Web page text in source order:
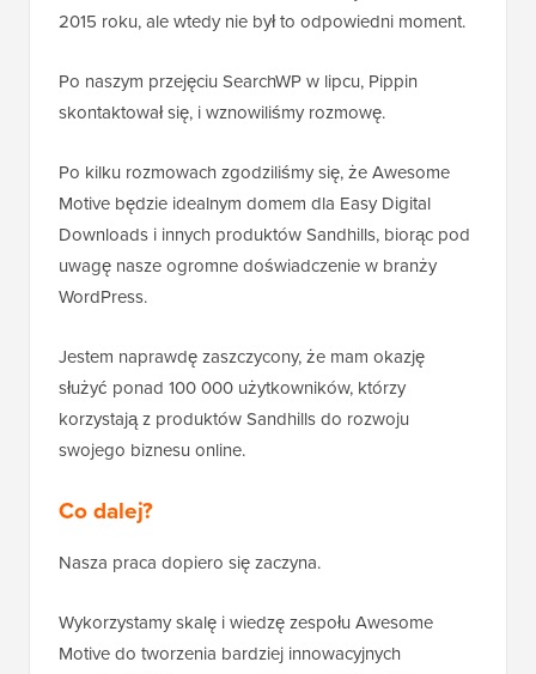
2015 roku, ale wtedy nie był to odpowiedni moment.
Po naszym przejęciu SearchWP w lipcu, Pippin
skontaktował się, i wznowiliśmy rozmowę.
Po kilku rozmowach zgodziliśmy się, że Awesome
Motive będzie idealnym domem dla Easy Digital
Downloads i innych produktów Sandhills, biorąc pod
uwagę nasze ogromne doświadczenie w branży
WordPress.
Jestem naprawdę zaszczycony, że mam okazję
służyć ponad 100 000 użytkowników, którzy
korzystają z produktów Sandhills do rozwoju
swojego biznesu online.
Co dalej?
Nasza praca dopiero się zaczyna.
Wykorzystamy skalę i wiedzę zespołu Awesome
Motive do tworzenia bardziej innowacyjnych